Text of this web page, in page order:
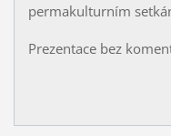
permakulturním
Prezentace bez